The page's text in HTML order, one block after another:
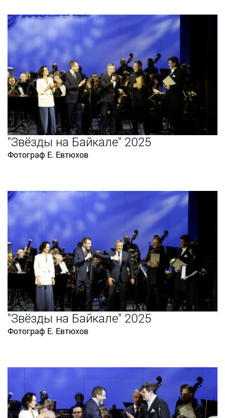
"Звёзды на Байкале" 2025
Фотограф Е. Евтюхов
"Звёзды на Байкале" 2025
Фотограф Е. Евтюхов